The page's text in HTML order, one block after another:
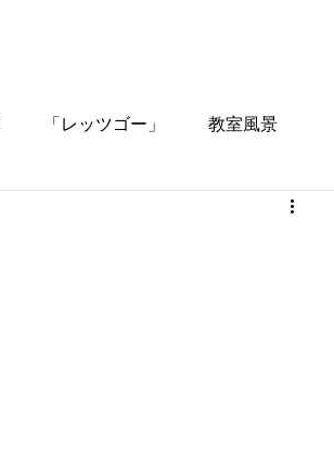
「レッツゴー」 教室風景